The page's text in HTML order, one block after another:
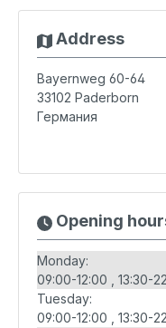
Address
Bayernweg 60-64
33102 Paderborn
Германия
Opening
Monday:
09:00-12:00
13:30-
Tuesday:
09:00-12:00
13:30-